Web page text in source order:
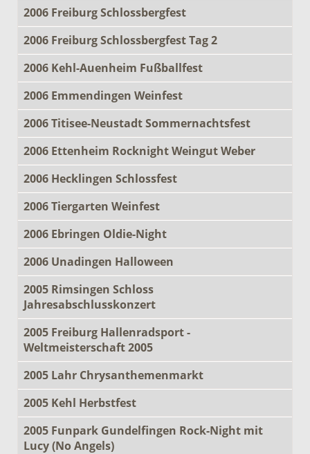
2006 Freiburg Schlossbergfest
2006 Freiburg Schlossbergfest Tag 2
2006 Kehl-Auenheim Fußballfest
2006 Emmendingen Weinfest
2006 Titisee-Neustadt Sommernachtsfest
2006 Ettenheim Rocknight Weingut Weber
2006 Hecklingen Schlossfest
2006 Tiergarten Weinfest
2006 Ebringen Oldie-Night
2006 Unadingen Halloween
2005 Rimsingen Schloss
Jahresabschlusskonzert
2005 Freiburg Hallenradsport -
Weltmeisterschaft 2005
2005 Lahr Chrysanthemenmarkt
2005 Kehl Herbstfest
2005 Funpark Gundelfingen Rock-Night mit
Lucy (No Angels)